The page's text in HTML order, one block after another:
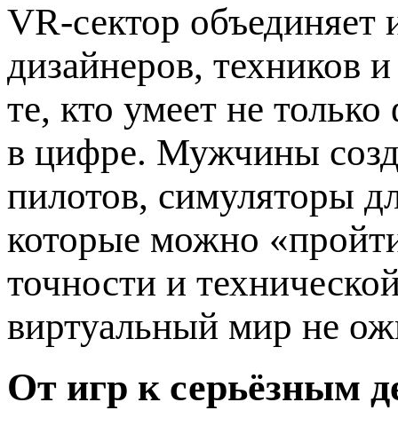
VR-сектор
дизайнеров, техников
те, кто умеет не
в цифре. Мужчины
пилотов, симуляторы
которые можно
точности и
виртуальный мир не
От игр к серьёзным